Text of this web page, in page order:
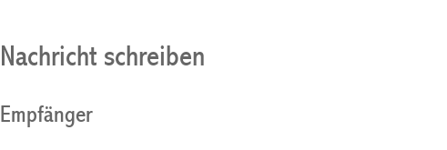
Nachricht schreiben
Empfänger